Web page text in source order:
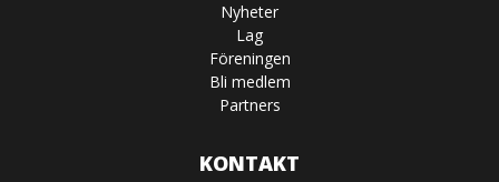
Nyheter
Lag
Föreningen
Bli medlem
Partners
KONTAKT